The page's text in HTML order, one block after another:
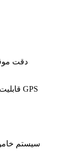
دقت
قابلیت گزارش گیری از سیستم GPS
سیستم